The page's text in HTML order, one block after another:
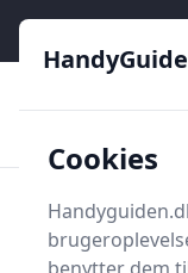
Søg nu
Søg nu
Cookies